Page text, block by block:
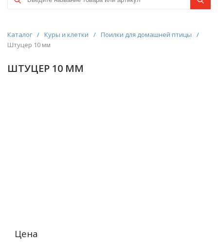
Каталог / Куры и клетки / Поилки для домашней птицы
/
Штуцер 10 мм
ШТУЦЕР 10 ММ
Цена